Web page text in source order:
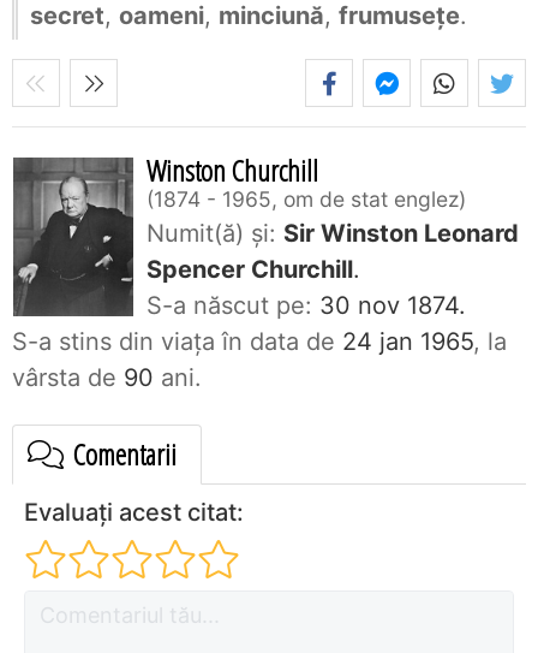
secret, oameni, minciună, frumusețe.
Winston Churchill
1874 - 1965, om de stat englez
Numit(ă) și: Sir Winston Leonard
Spencer Churchill.
S-a născut pe: 30 nov 1874.
S-a stins din viaţa în data de 24 jan 1965, la
vârsta de 90 ani.
Comentarii
Evaluați acest citat: